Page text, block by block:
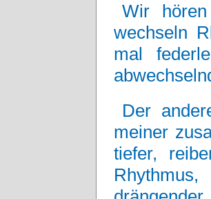
Wir
wechseln
mal
Der
meiner
tiefer,